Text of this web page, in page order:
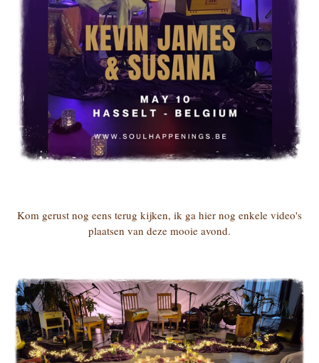
Kom gerust nog eens terug kijken, ik ga hier nog enkele video's
plaatsen van deze mooie avond.